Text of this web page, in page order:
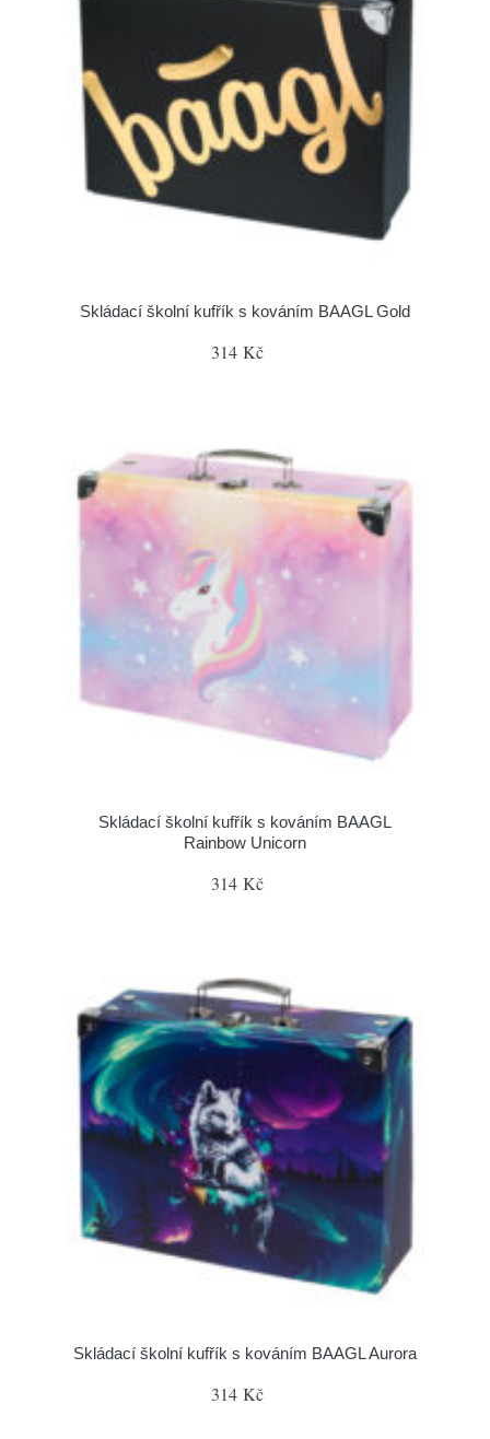
Skládací školní kufřík s kováním BAAGL Gold
314 Kč
Skládací školní kufřík s kováním BAAGL
Rainbow Unicorn
314 Kč
Skládací školní kufřík s kováním BAAGL Aurora
314 Kč